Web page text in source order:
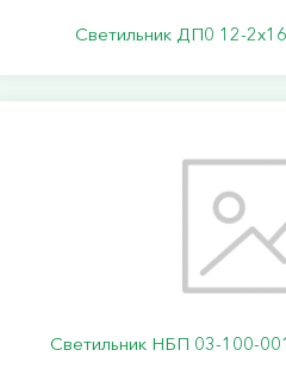
Светильник ДП0 12-
Светильник НБП 03-100-